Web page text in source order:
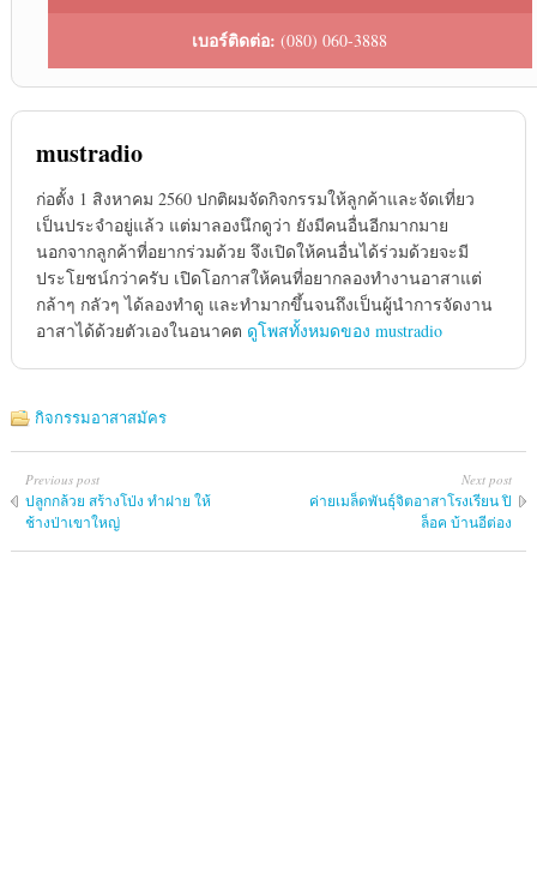
เบอร์ติดต่อ: (080) 060-3888
mustradio
ก่อตั้ง 1 สิงหาคม 2560 ปกติผมจัดกิจกรรมให้ลูกค้าและจัดเที่ยว
เป็นประจำอยู่แล้ว แต่มาลองนึกดูว่า ยังมีคนอื่นอีกมากมาย
นอกจากลูกค้าที่อยากร่วมด้วย จึงเปิดให้คนอื่นได้ร่วมด้วยจะมี
ประโยชน์กว่าครับ เปิดโอกาสให้คนที่อยากลองทำงานอาสาแต่
กล้าๆ กลัวๆ ได้ลองทำดู และทำมากขึ้นจนถึงเป็นผู้นำการจัดงาน
อาสาได้ด้วยตัวเองในอนาคต ดูโพสทั้งหมดของ mustradio
กิจกรรมอาสาสมัคร
Previous post
ปลูกกล้วย สร้างโป่ง ทำฝาย ให้
ช้างป่าเขาใหญ่
Next post
ค่ายเมล็ดพันธุ์จิตอาสาโรงเรียน ปิ
ล็อค บ้านอีต่อง